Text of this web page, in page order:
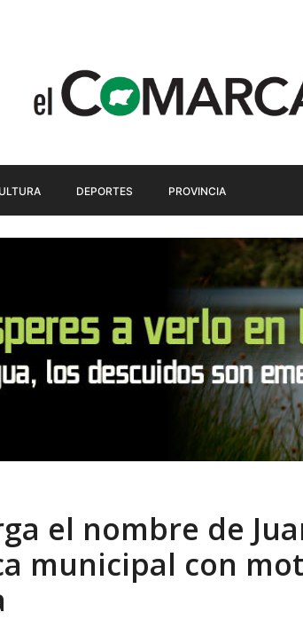
DEPORTES PROVINCIA
el nombre de
municipal con